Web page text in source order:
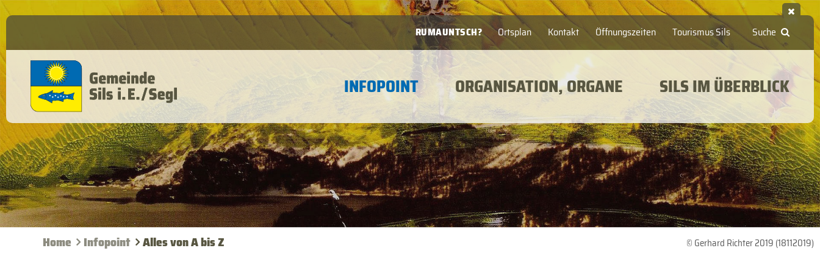
Suche
Ortsplan Kontakt Öffnungszeiten Tourismus Sils
RUMAUNTSCH?
INFOPOINT ORGANISATION, ORGANE SILS IM ÜBERBLICK
© Gerhard Richter 2019 (18112019)
Home Infopoint Alles von A bis Z